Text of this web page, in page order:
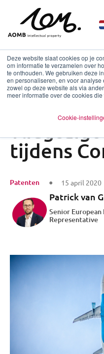
Deze website slaat cookies op je
om informatie te verzamelen over
te onthouden. We gebruiken deze
en personaliseren, en voor
zowel op deze website als via
meer informatie over de cookies
Cookie-
Terug naar overzicht
Innovatie
tijdens
Patenten 15 april 2020
Patrick van
Senior
Representative